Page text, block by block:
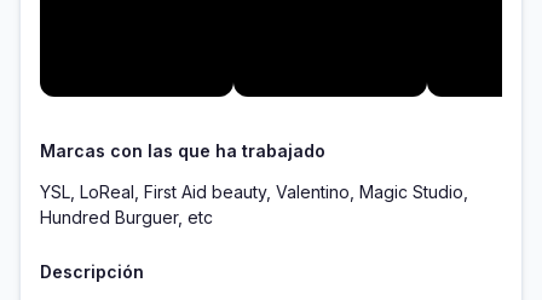
Marcas con las que ha trabajado
YSL, LoReal, First Aid beauty, Valentino, Magic Studio,
Hundred Burguer, etc
Descripción